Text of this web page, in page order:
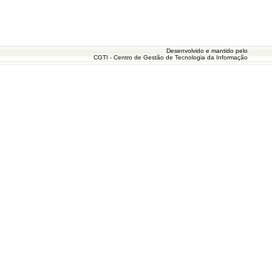
Desenvolvido e mantido pelo
CGTI - Centro de Gestão de Tecnologia da Informação